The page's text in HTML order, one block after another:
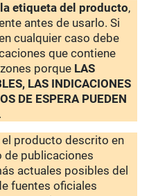
etiqueta del producto,
antes de usarlo. Si
cualquier caso debe
que contiene
porque LAS
LAS INDICACIONES
DE ESPERA PUEDEN
.
producto descrito en
de publicaciones
actuales posibles del
fuentes oficiales